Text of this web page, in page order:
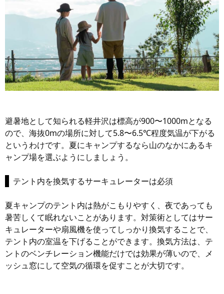
避暑地として知られる軽井沢は標高が900〜1000mとなる
ので、海抜0mの場所に対して5.8〜6.5℃程度気温が下がる
というわけです。夏にキャンプするなら山のなかにあるキ
ャンプ場を選ぶようにしましょう。
テント内を換気するサーキュレーターは必須
夏キャンプのテント内は熱がこもりやすく、夜であっても
暑苦しくて眠れないことがあります。対策術としてはサー
キュレーターや扇風機を使ってしっかり換気することで、
テント内の室温を下げることができます。換気方法は、テ
ントのベンチレーション機能だけでは効果が薄いので、メ
ッシュ窓にして空気の循環を促すことが大切です。